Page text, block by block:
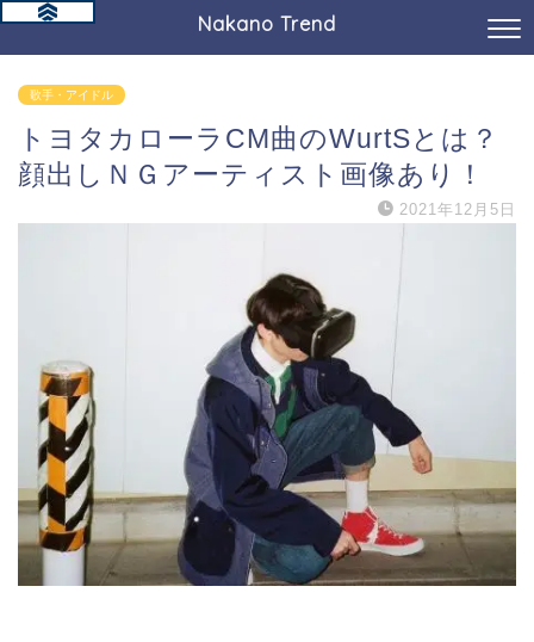
Nakano Trend
歌手・アイドル
トヨタカローラCM曲のWurtSとは？
顔出しＮＧアーティスト画像あり！
2021年12月5日